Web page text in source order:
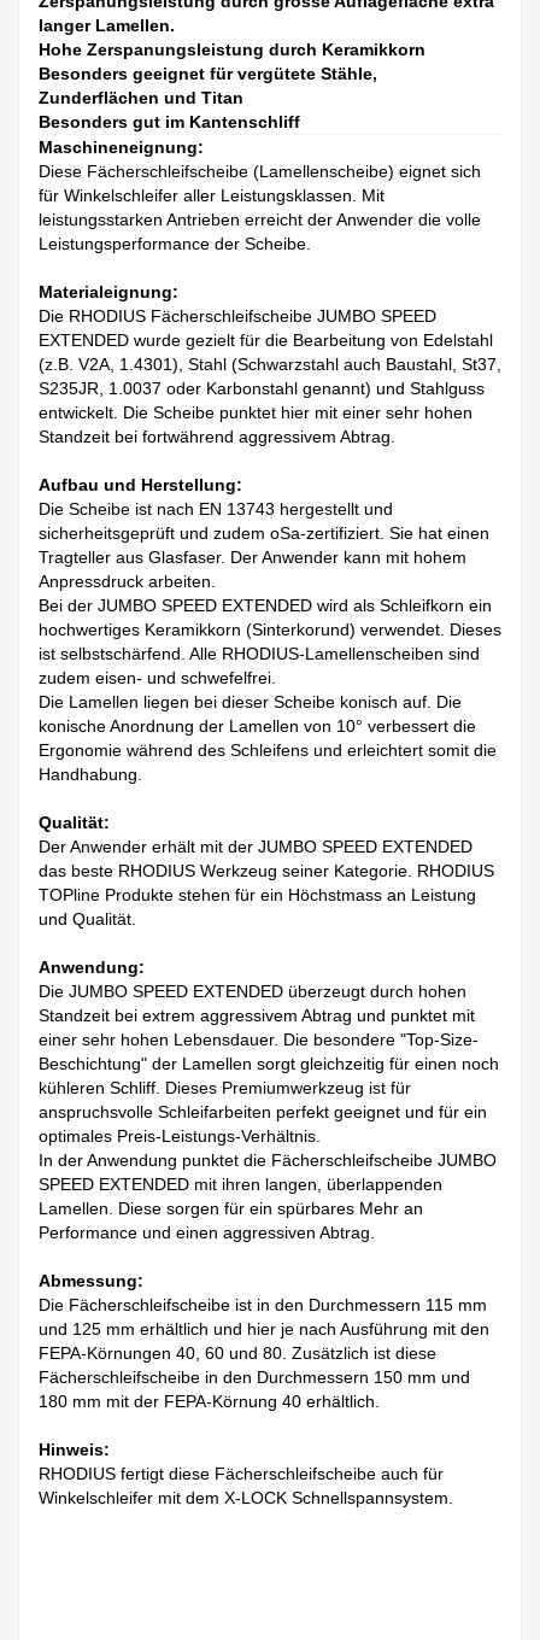
langer Lamellen.
Hohe Zerspanungsleistung durch Keramikkorn
Besonders geeignet für vergütete Stähle,
Zunderflächen und Titan
Besonders gut im Kantenschliff
Maschineneignung:
Diese Fächerschleifscheibe (Lamellenscheibe) eignet sich
für Winkelschleifer aller Leistungsklassen. Mit
leistungsstarken Antrieben erreicht der Anwender die volle
Leistungsperformance der Scheibe.
Materialeignung:
Die RHODIUS Fächerschleifscheibe JUMBO SPEED
EXTENDED wurde gezielt für die Bearbeitung von Edelstahl
(z.B. V2A, 1.4301), Stahl (Schwarzstahl auch Baustahl, St37,
S235JR, 1.0037 oder Karbonstahl genannt) und Stahlguss
entwickelt. Die Scheibe punktet hier mit einer sehr hohen
Standzeit bei fortwährend aggressivem Abtrag.
Aufbau und Herstellung:
Die Scheibe ist nach EN 13743 hergestellt und
sicherheitsgeprüft und zudem oSa-zertifiziert. Sie hat einen
Tragteller aus Glasfaser. Der Anwender kann mit hohem
Anpressdruck arbeiten.
Bei der JUMBO SPEED EXTENDED wird als Schleifkorn ein
hochwertiges Keramikkorn (Sinterkorund) verwendet. Dieses
ist selbstschärfend. Alle RHODIUS-Lamellenscheiben sind
zudem eisen- und schwefelfrei.
Die Lamellen liegen bei dieser Scheibe konisch auf. Die
konische Anordnung der Lamellen von 10° verbessert die
Ergonomie während des Schleifens und erleichtert somit die
Handhabung.
Qualität:
Der Anwender erhält mit der JUMBO SPEED EXTENDED
das beste RHODIUS Werkzeug seiner Kategorie. RHODIUS
TOPline Produkte stehen für ein Höchstmass an Leistung
und Qualität.
Anwendung:
Die JUMBO SPEED EXTENDED überzeugt durch hohen
Standzeit bei extrem aggressivem Abtrag und punktet mit
einer sehr hohen Lebensdauer. Die besondere "Top-Size-
Beschichtung" der Lamellen sorgt gleichzeitig für einen noch
kühleren Schliff. Dieses Premiumwerkzeug ist für
anspruchsvolle Schleifarbeiten perfekt geeignet und für ein
optimales Preis-Leistungs-Verhältnis.
In der Anwendung punktet die Fächerschleifscheibe JUMBO
SPEED EXTENDED mit ihren langen, überlappenden
Lamellen. Diese sorgen für ein spürbares Mehr an
Performance und einen aggressiven Abtrag.
Abmessung:
Die Fächerschleifscheibe ist in den Durchmessern 115 mm
und 125 mm erhältlich und hier je nach Ausführung mit den
FEPA-Körnungen 40, 60 und 80. Zusätzlich ist diese
Fächerschleifscheibe in den Durchmessern 150 mm und
180 mm mit der FEPA-Körnung 40 erhältlich.
Hinweis:
RHODIUS fertigt diese Fächerschleifscheibe auch für
Winkelschleifer mit dem X-LOCK Schnellspannsystem.